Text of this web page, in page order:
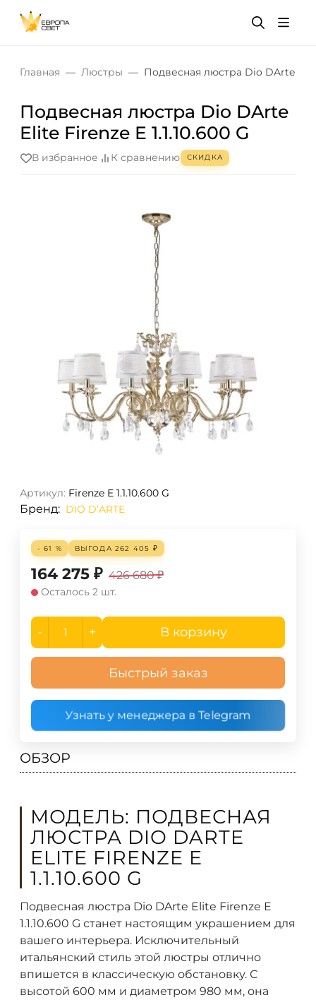
Главная Люстры Подвесная люстра Dio DArte Elite
Подвесная люстра Dio DArte
Elite Firenze E 1.1.10.600 G
В избранное К сравнению СКИДКА
Артикул: Firenze E 1.1.10.600 G
Бренд: DIO D’ARTE
- 61 % ВЫГОДА 262 405 ₽
164 275 ₽ 426 680 ₽
Осталось 2 шт.
- + В корзину
Быстрый заказ
Узнать у менеджера в Telegram
ОБЗОР
МОДЕЛЬ: ПОДВЕСНАЯ
ЛЮСТРА DIO DARTE
ELITE FIRENZE E
1.1.10.600 G
Подвесная люстра Dio DArte Elite Firenze E
1.1.10.600 G станет настоящим украшением для
вашего интерьера. Исключительный
итальянский стиль этой люстры отлично
впишется в классическую обстановку. С
высотой 600 мм и диаметром 980 мм, она